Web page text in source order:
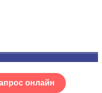
онлайн